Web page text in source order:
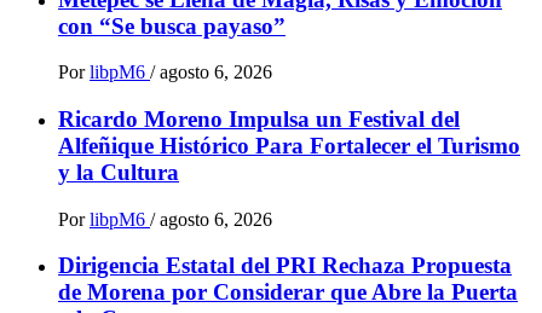
con “Se busca payaso”
Por libpM6 / agosto 6, 2026
Ricardo Moreno Impulsa un Festival del
Alfeñique Histórico Para Fortalecer el Turismo
y la Cultura
Por libpM6 / agosto 6, 2026
Dirigencia Estatal del PRI Rechaza Propuesta
de Morena por Considerar que Abre la Puerta